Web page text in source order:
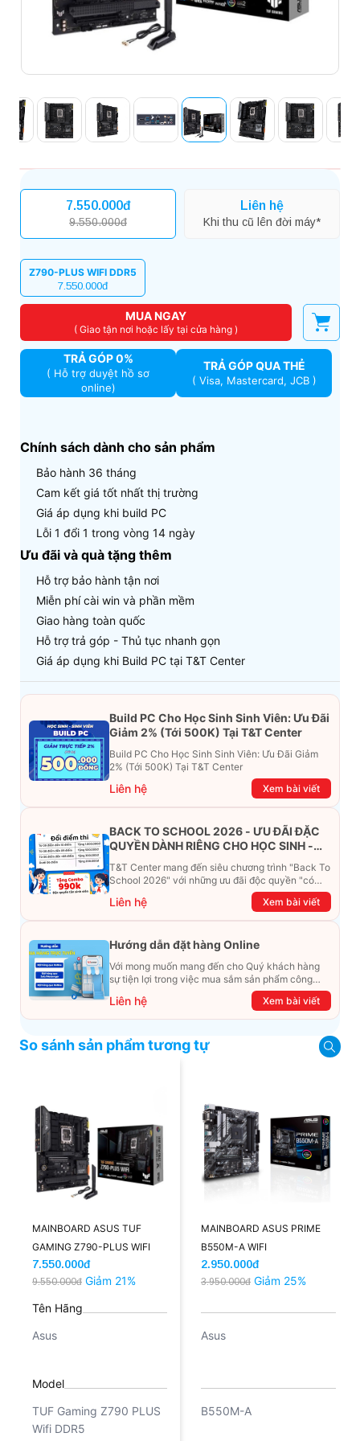
7.550.000đ
9.550.000đ
Liên hệ
Khi thu cũ lên đời máy*
Z790-PLUS WIFI DDR5
7.550.000đ
MUA NGAY
( Giao tận nơi hoặc lấy tại cửa hàng )
TRẢ GÓP 0%
( Hỗ trợ duyệt hồ sơ
online)
TRẢ GÓP QUA THẺ
( Visa, Mastercard, JCB )
Chính sách dành cho sản phẩm
Bảo hành 36 tháng
Cam kết giá tốt nhất thị trường
Giá áp dụng khi build PC
Lỗi 1 đổi 1 trong vòng 14 ngày
Ưu đãi và quà tặng thêm
Hỗ trợ bảo hành tận nơi
Miễn phí cài win và phần mềm
Giao hàng toàn quốc
Hỗ trợ trả góp - Thủ tục nhanh gọn
Giá áp dụng khi Build PC tại T&T Center
Build PC Cho Học Sinh Sinh Viên: Ưu Đãi
Giảm 2% (Tới 500K) Tại T&T Center
Build PC Cho Học Sinh Sinh Viên: Ưu Đãi Giảm
2% (Tới 500K) Tại T&T Center
Liên hệ Xem bài viết
BACK TO SCHOOL 2026 - ƯU ĐÃI ĐẶC
QUYỀN DÀNH RIÊNG CHO HỌC SINH -
T&T Center mang đến siêu chương trình "Back To
School 2026" với những ưu đãi độc quyền "có
một không hai". Đừng để chiếc ví phải "ét-ô-ét",
cùng khám phá ngay ưu đãi siêu khủng dưới đây
nhé!
Liên hệ Xem bài viết
Hướng dẫn đặt hàng Online
Với mong muốn mang đến cho Quý khách hàng
sự tiện lợi trong việc mua sắm sản phẩm công
nghệ từ xa. Trong bài viết này, T&T Center sẽ
hướng dẫn chi tiết cách mua hàng trực tuyến qua
các kênh online Website, Zalo, Messenger và
dễ dàng và nhanh chóng nhất. Cùng xem ngay
Liên hệ Xem bài viết
So sánh sản phẩm tương tự
MAINBOARD ASUS TUF
GAMING Z790-PLUS WIFI
DDR5
7.550.000đ
9.550.000đ Giảm 21%
Tên Hãng
Asus
Model
TUF Gaming Z790 PLUS
Wifi DDR5
MAINBOARD ASUS PRIME
B550M-A WIFI
2.950.000đ
3.950.000đ Giảm 25%
Asus
B550M-A